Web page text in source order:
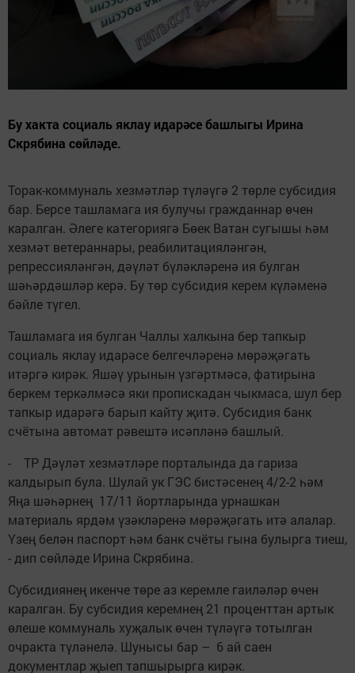
Бу хакта социаль яклау идарәсе башлыгы Ирина
Скрябина сөйләде.
Торак-коммуналь хезмәтләр түләүгә 2 төрле субсидия
бар. Берсе ташламага ия булучы гражданнар өчен
каралган. Әлеге категориягә Бөек Ватан сугышы һәм
хезмәт ветераннары, реабилитацияләнгән,
репрессияләнгән, дәүләт бүләкләренә ия булган
шәһәрдәшләр керә. Бу төр субсидия керем күләменә
бәйле түгел.
Ташламага ия булган Чаллы халкына бер тапкыр
социаль яклау идарәсе белгечләренә мөрәҗәгать
итәргә кирәк. Яшәү урынын үзгәртмәсә, фатирына
беркем теркәлмәсә яки пропискадан чыкмаса, шул бер
тапкыр идарәгә барып кайту җитә. Субсидия банк
счётына автомат рәвештә исәпләнә башлый.
- ТР Дәүләт хезмәтләре порталында да гариза
калдырып була. Шулай ук ГЭС бистәсенең 4/2-2 һәм
Яңа шәһәрнең 17/11 йортларында урнашкан
материаль ярдәм үзәкләренә мөрәҗәгать итә алалар.
Үзең белән паспорт һәм банк счёты гына булырга тиеш,
- дип сөйләде Ирина Скрябина.
Субсидиянең икенче төре аз керемле гаиләләр өчен
каралган. Бу субсидия керемнең 21 проценттан артык
өлеше коммуналь хуҗалык өчен түләүгә тотылган
очракта түләнелә. Шунысы бар – 6 ай саен
документлар җыеп тапшырырга кирәк.